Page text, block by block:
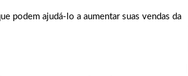
podem ajudá-lo a aumentar suas vendas da